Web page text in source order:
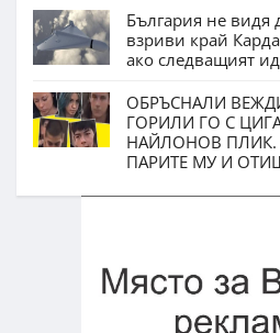
България не видя
взриви край
ако следващият
ОБРЪСНАЛИ
ГОРИЛИ ГО С
НАЙЛОНОВ ПЛИК.
ПАРИТЕ МУ И